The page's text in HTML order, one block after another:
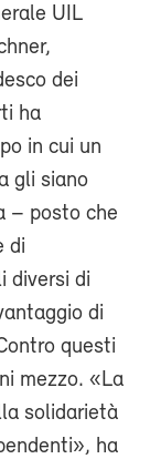
UIL
dei
ha
in cui un
gli siano
– posto che
di
diversi di
di
questi
mezzo. «La
solidarietà
ha